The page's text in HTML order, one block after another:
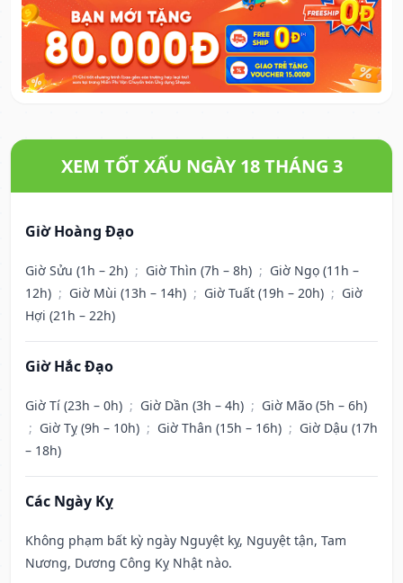
XEM TỐT XẤU NGÀY 18 THÁNG 3
Giờ Hoàng Đạo
Giờ Sửu (1h – 2h) ; Giờ Thìn (7h – 8h) ; Giờ Ngọ (11h –
12h) ; Giờ Mùi (13h – 14h) ; Giờ Tuất (19h – 20h) ; Giờ
Hợi (21h – 22h)
Giờ Hắc Đạo
Giờ Tí (23h – 0h) ; Giờ Dần (3h – 4h) ; Giờ Mão (5h – 6h)
; Giờ Tỵ (9h – 10h) ; Giờ Thân (15h – 16h) ; Giờ Dậu (17h
– 18h)
Các Ngày Kỵ
Không phạm bất kỳ ngày Nguyệt kỵ, Nguyệt tận, Tam
Nương, Dương Công Kỵ Nhật nào.